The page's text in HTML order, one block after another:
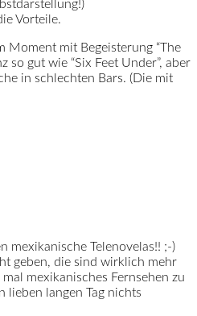
Vorteile.
Moment mit Begeisterung “The
so gut wie “Six Feet Under”, aber
in schlechten Bars. (Die mit
mexikanische Telenovelas!! ;-)
geben, die sind wirklich mehr
mexikanisches Fernsehen zu
lieben langen Tag nichts